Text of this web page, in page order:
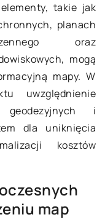
takie jak
planach
oraz
mogą
mapy. W
uwzględnienie
i
dla uniknięcia
kosztów
map